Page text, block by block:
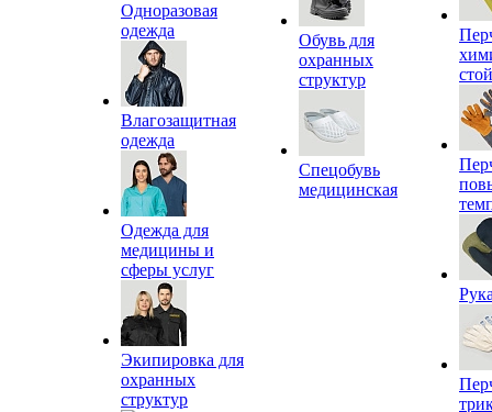
Одноразовая
одежда
Влагозащитная
одежда
Одежда для
медицины и
сферы услуг
Экипировка для
охранных
структур
Обувь для
охранных
структур
Спецобувь
медицинская